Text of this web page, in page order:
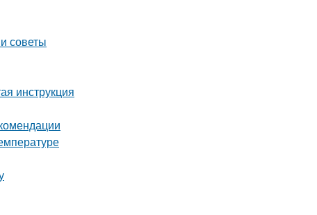
советы
инструкция